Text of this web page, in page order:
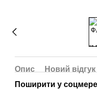
Опис
Новий
Поширити у